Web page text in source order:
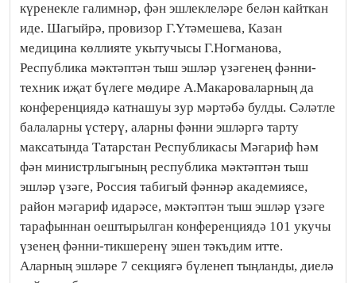
күренекле галимнәр, фән эшлеклеләре белән кайткан
иде. Шагыйрә, провизор Г.Үтәмешева, Казан
медицина көллияте укытучысы Г.Ногманова,
Республика мәктәптән тыш эшләр үзәгенең фәнни-
техник иҗат бүлеге мөдире А.Макароваларның да
конференциядә катнашуы зур мәртәбә булды. Сәләтле
балаларны үстерү, аларны фәнни эшләргә тарту
максатында Татарстан Республикасы Мәгариф һәм
фән министрлыгының республика мәктәптән тыш
эшләр үзәге, Россия табигый фәннәр академиясе,
район мәгариф идарәсе, мәктәптән тыш эшләр үзәге
тарафыннан оештырылган конференциядә 101 укучы
үзенең фәнни-тикшеренү эшен тәкъдим итте.
Аларның эшләре 7 секциягә бүленеп тыңланды, диелә